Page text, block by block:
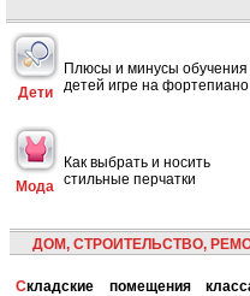
Дети
Плюсы и минусы обучения
детей игре на фортепиано
Мода
Как выбрать и носить
стильные перчатки
ДОМ, СТРОИТЕЛЬСТВО,
Складские помещения класса B: